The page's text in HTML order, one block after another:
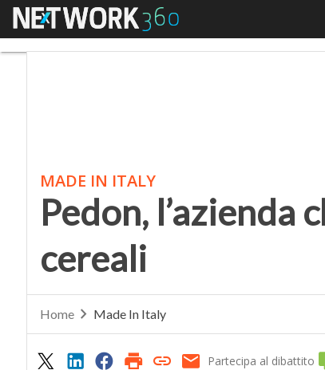
Menu
MADE IN ITALY
Pedon, l’azienda
cereali
Home Made In Italy
Partecipa al dibattito